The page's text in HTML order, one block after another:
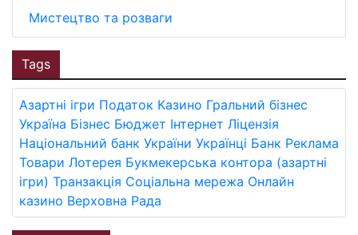
Мистецтво та розваги
Tags
Азартні ігри Податок Казино Гральний бізнес
Україна Бізнес Бюджет Інтернет Ліцензія
Національний банк України Українці Банк Реклама
Товари Лотерея Букмекерська контора (азартні
ігри) Транзакція Соціальна мережа Онлайн
казино Верховна Рада